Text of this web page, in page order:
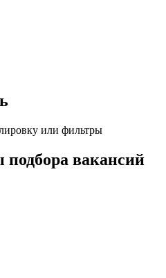
или фильтры
вакансий